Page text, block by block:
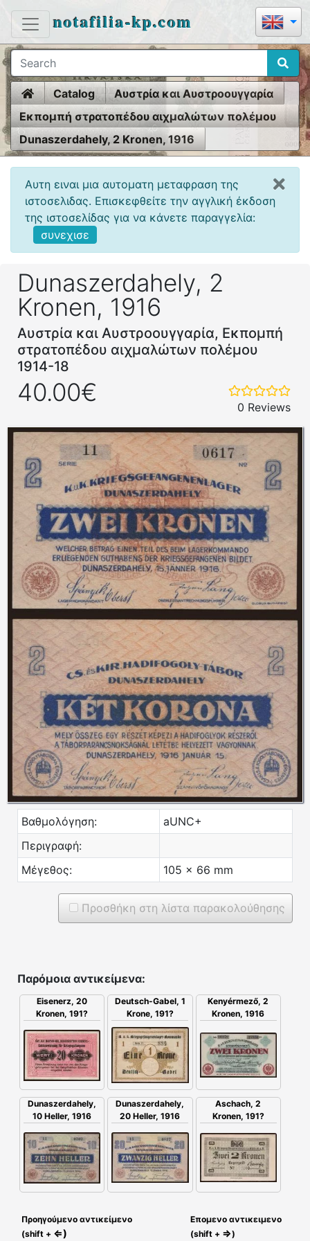
notafilia-kp.com
HomeCatalog
Αυστρία και Αυστροουγγαρία
Εκπομπή στρατοπέδου αιχμαλώτων πολέμου
1914-18
Dunaszerdahely, 2 Kronen, 1916
Αυτη ειναι μια αυτοματη μεταφραση της
ιστοσελιδας. Επισκεφθείτε την αγγλική έκδοση
της ιστοσελίδας για να κάνετε παραγγελία:
συνεχισε
Dunaszerdahely, 2
Kronen, 1916
Αυστρία και Αυστροουγγαρία, Εκπομπή
στρατοπέδου αιχμαλώτων πολέμου
1914-18
40.00€
0 Reviews
Βαθμολόγηση:
aUNC+
Περιγραφή:
Μέγεθος:
105 x 66 mm
Προσθήκη στη λίστα παρακολούθησης
Παρόμοια αντικείμενα:
Eisenerz, 20
Kronen, 191?
Deutsch-Gabel, 1
Krone, 191?
Kenyérmező, 2
Kronen, 1916
Dunaszerdahely,
10 Heller, 1916
Dunaszerdahely,
20 Heller, 1916
Aschach, 2
Kronen, 191?
Προηγούμενο αντικείμενο
(shift + ⇐)
Επομενο αντικειμενο
(shift + ⇒)